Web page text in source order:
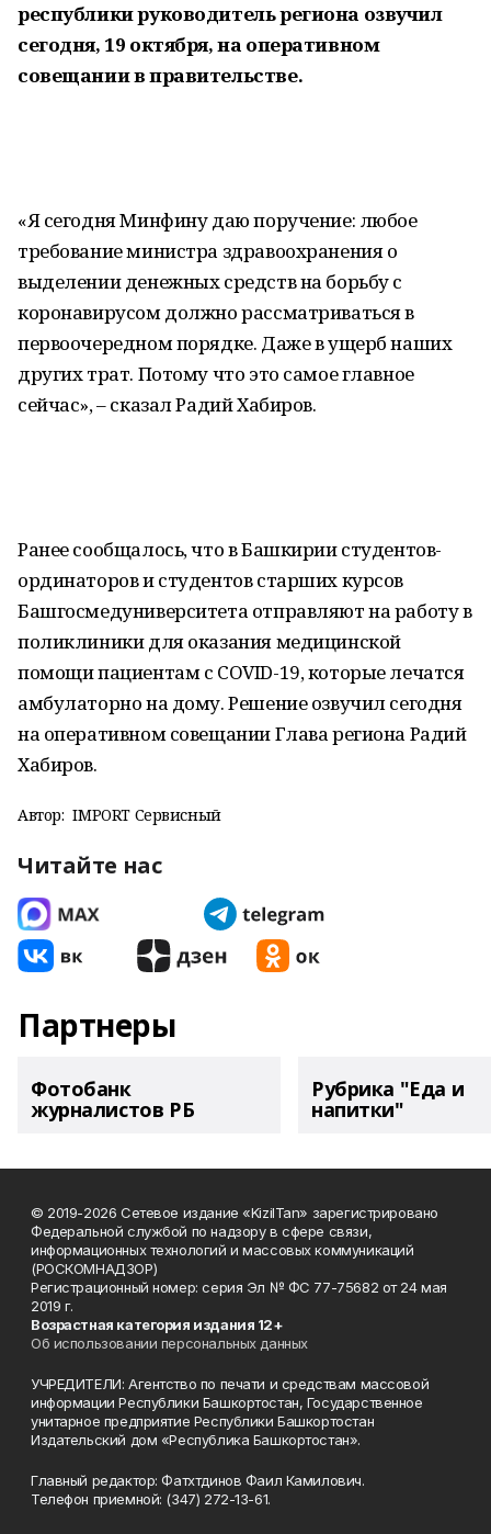
республики руководитель региона озвучил
сегодня, 19 октября, на оперативном
совещании в правительстве.
«Я сегодня Минфину даю поручение: любое
требование министра здравоохранения о
выделении денежных средств на борьбу с
коронавирусом должно рассматриваться в
первоочередном порядке. Даже в ущерб наших
других трат. Потому что это самое главное
сейчас», – сказал Радий Хабиров.
Ранее сообщалось, что в Башкирии студентов-
ординаторов и студентов старших курсов
Башгосмедуниверситета отправляют на работу в
поликлиники для оказания медицинской
помощи пациентам с COVID-19, которые лечатся
амбулаторно на дому. Решение озвучил сегодня
на оперативном совещании Глава региона Радий
Хабиров.
Автор: IMPORT Сервисный
Читайте нас
Партнеры
Фотобанк
журналистов РБ
Рубрика "Еда и
напитки"
© 2019-2026 Сетевое издание «KizilTan» зарегистрировано
Федеральной службой по надзору в сфере связи,
информационных технологий и массовых коммуникаций
(РОСКОМНАДЗОР)
Регистрационный номер: серия Эл № ФС 77-75682 от 24 мая
2019 г.
Возрастная категория издания 12+
Об использовании персональных данных
УЧРЕДИТЕЛИ: Агентство по печати и средствам массовой
информации Республики Башкортостан, Государственное
унитарное предприятие Республики Башкортостан
Издательский дом «Республика Башкортостан».
Главный редактор: Фатхтдинов Фаил Камилович.
Телефон приемной: (347) 272-13-61.